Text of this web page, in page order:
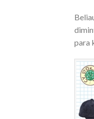
para